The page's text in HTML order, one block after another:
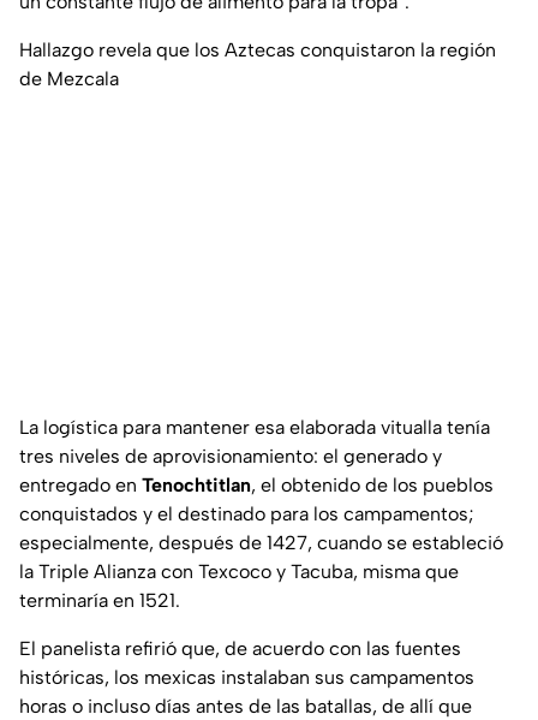
Hallazgo revela que los Aztecas conquistaron la región
de Mezcala
La logística para mantener esa elaborada vitualla tenía
tres niveles de aprovisionamiento: el generado y
entregado en Tenochtitlan, el obtenido de los pueblos
conquistados y el destinado para los campamentos;
especialmente, después de 1427, cuando se estableció
la Triple Alianza con Texcoco y Tacuba, misma que
terminaría en 1521.
El panelista refirió que, de acuerdo con las fuentes
históricas, los mexicas instalaban sus campamentos
horas o incluso días antes de las batallas, de allí que